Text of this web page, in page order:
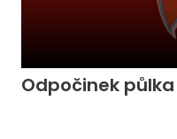
Odpočinek